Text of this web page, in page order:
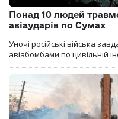
Понад 10 людей
авіаударів по Сумах
Уночі російські війська
авіабомбами по цивільній